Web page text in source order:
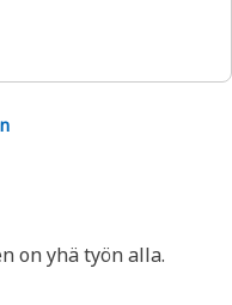
on yhä työn alla.